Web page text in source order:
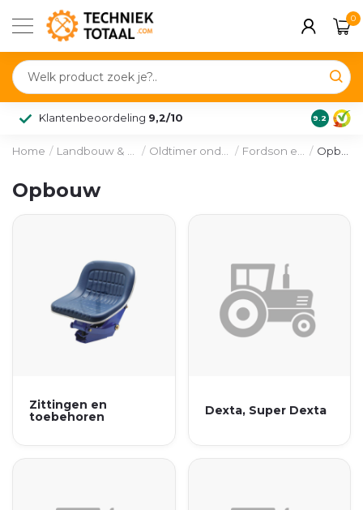
0
Klantenbeoordeling 9,2/10 9.2
Home / / / /
Opbouw
Zittingen en
toebehoren
Dexta, Super Dexta